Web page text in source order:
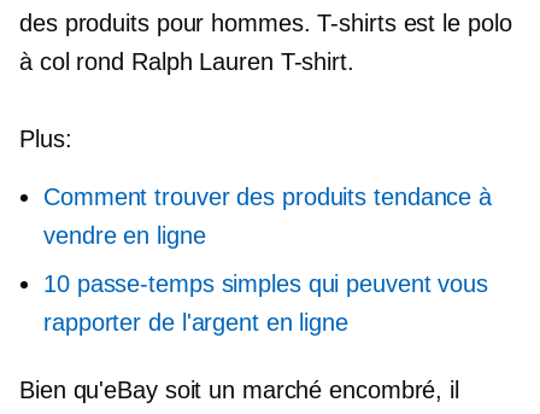
des produits pour hommes.T-shirtsest le polo
à col rond Ralph Lauren T-shirt.
Plus:
Comment trouver des produits tendance à
vendre en ligne
10 passe-temps simples qui peuvent vous
rapporter de l'argent en ligne
Bien qu'eBay soit un marché encombré, il